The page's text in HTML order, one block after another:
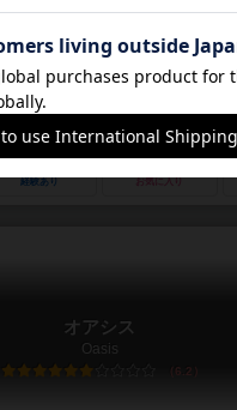
くゲーム。ただし保健所のおじさ
を集めていくゲーム。 カードを出
に並べていきます。 同じ犬種が連
経験あり お気に入り
オアシス
Oasis
6.2